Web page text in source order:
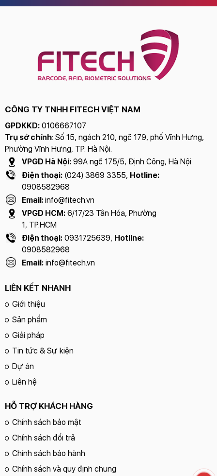
CÔNG TY TNHH FITECH VIỆT NAM
GPDKKD: 0106667107
Trụ sở chính: Số 15, ngách 210, ngõ 179, phố Vĩnh Hưng,
Phường Vĩnh Hưng, TP. Hà Nội.
VPGD Hà Nội: 99A ngõ 175/5, Định Công, Hà Nội
Điện thoại: (024) 3869 3355, Hotline:
0908582968
Email:info@fitech.vn
VPGD HCM: 6/17/23 Tân Hóa, Phường
1, TP.HCM
Điện thoại: 0931725639, Hotline:
0908582968
Email: info@fitech.vn
LIÊN KẾT NHANH
Giới thiệu
Sản phẩm
Giải pháp
Tin tức & Sự kiện
Dự án
Liên hệ
HỖ TRỢ KHÁCH HÀNG
Chính sách bảo mật
Chính sách đổi trả
Chính sách bảo hành
Chính sách và quy định chung